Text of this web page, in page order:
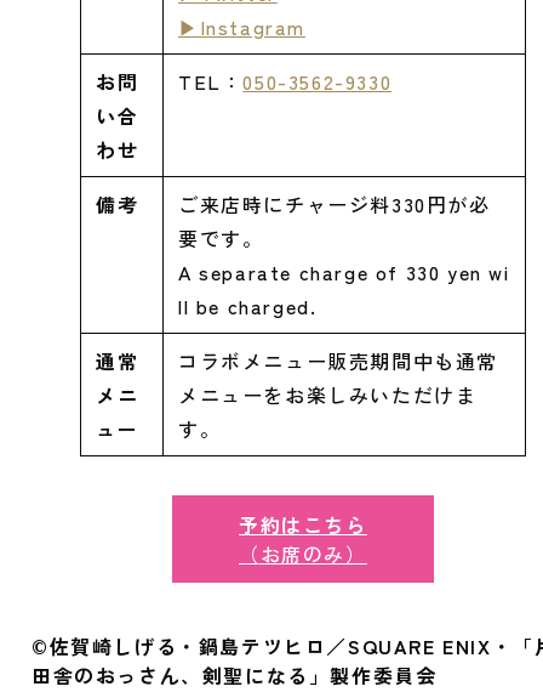
▶Instagram
お問
い合
わせ
TEL：050-3562-9330
備考
ご来店時にチャージ料330円が必
要です。
A separate charge of 330 yen wi
ll be charged.
通常
メニ
ュー
コラボメニュー販売期間中も通常
メニューをお楽しみいただけま
す。
予約はこちら
（お席のみ）
©佐賀崎しげる・鍋島テツヒロ／SQUARE ENIX・「
田舎のおっさん、剣聖になる」製作委員会